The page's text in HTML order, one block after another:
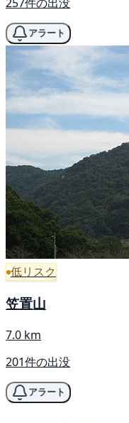
アラート
低リスク
笠置山
7.0 km
201件の出没
アラート